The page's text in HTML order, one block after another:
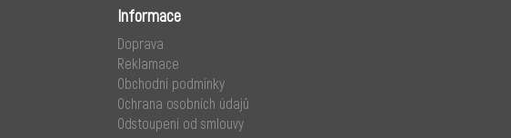
Informace
Doprava
Reklamace
Obchodní podmínky
Ochrana osobních údajů
Odstoupení od smlouvy